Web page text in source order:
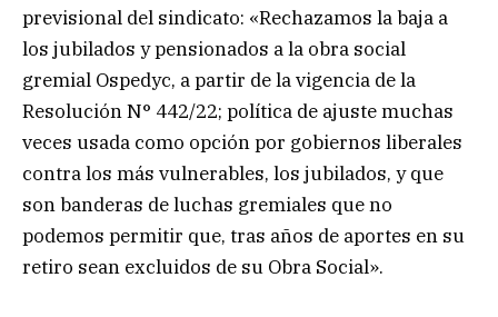
previsional del sindicato: «Rechazamos la baja a
los jubilados y pensionados a la obra social
gremial Ospedyc, a partir de la vigencia de la
Resolución N° 442/22; política de ajuste muchas
veces usada como opción por gobiernos liberales
contra los más vulnerables, los jubilados, y que
son banderas de luchas gremiales que no
podemos permitir que, tras años de aportes en su
retiro sean excluidos de su Obra Social».